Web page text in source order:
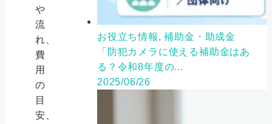
や
流
れ、
費
用
の
目
安、
お役立ち情報, 補助金・助成金
「防犯カメラに使える補助金はあ
る？令和8年度の...
2025/06/26